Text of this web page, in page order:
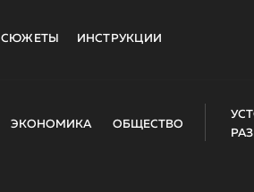
СЮЖЕТЫ ИНСТРУКЦИИ
ЭКОНОМИКА ОБЩЕСТВО